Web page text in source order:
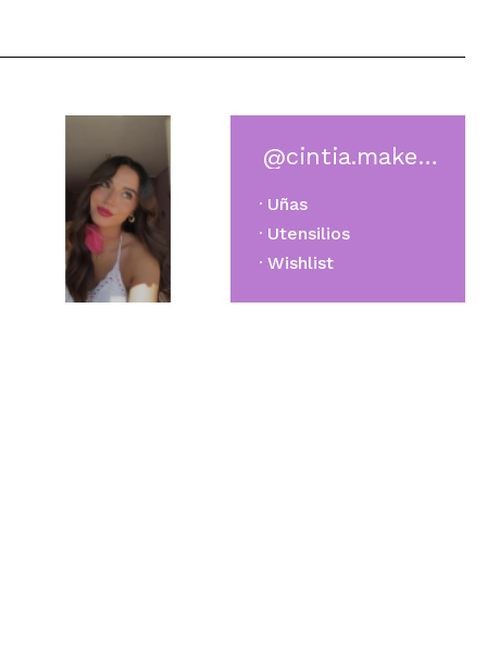
@cintia.makeuupp
Uñas
Utensilios
Wishlist